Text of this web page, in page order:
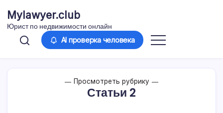
содержимому
Mylawyer.club
Юрист по недвижимости онлайн
AI проверка человека
Просмотреть рубрику
Статьи 2